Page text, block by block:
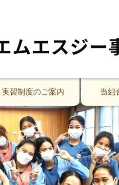
実習制度のご案内 当組
ラウラ、ファニ、アナ、ア
施しました。